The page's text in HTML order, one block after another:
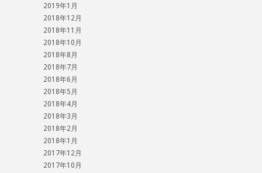
2019年1月
2018年12月
2018年11月
2018年10月
2018年8月
2018年7月
2018年6月
2018年5月
2018年4月
2018年3月
2018年2月
2018年1月
2017年12月
2017年10月